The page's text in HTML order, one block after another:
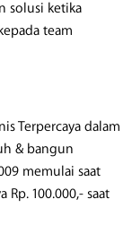
solusi ketika
team
Terpercaya dalam
& bangun
memulai saat
100.000,- saat